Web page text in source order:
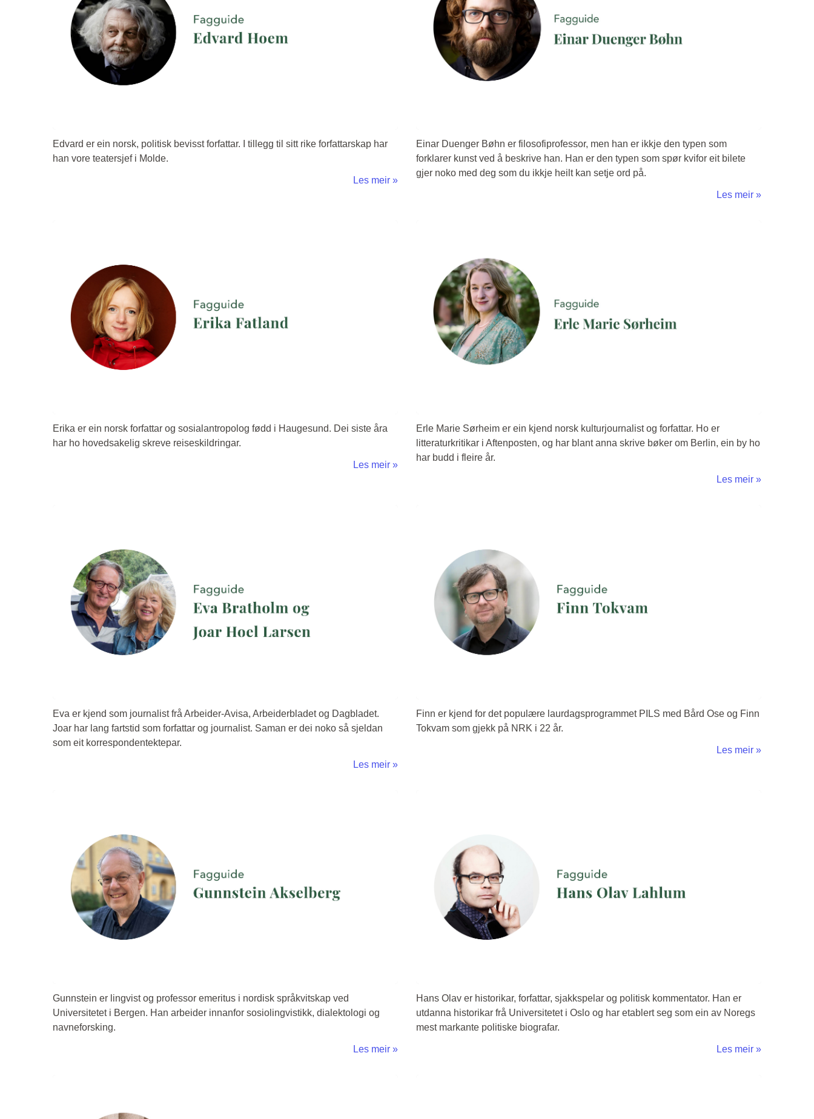
Edvard er ein norsk, politisk bevisst forfattar. I tillegg til sitt rike forfattarskap har
han vore teatersjef i Molde.
Les meir
Einar Duenger Bøhn er filosofiprofessor, men han er ikkje den typen som
forklarer kunst ved å beskrive han. Han er den typen som spør kvifor eit bilete
gjer noko med deg som du ikkje heilt kan setje ord på.
Les meir
Erika er ein norsk forfattar og sosialantropolog fødd i Haugesund. Dei siste åra
har ho hovedsakelig skreve reiseskildringar.
Les meir
Erle Marie Sørheim er ein kjend norsk kulturjournalist og forfattar. Ho er
litteraturkritikar i Aftenposten, og har blant anna skrive bøker om Berlin, ein by ho
har budd i fleire år.
Les meir
Eva er kjend som journalist frå Arbeider-Avisa, Arbeiderbladet og Dagbladet.
Joar har lang fartstid som forfattar og journalist. Saman er dei noko så sjeldan
som eit korrespondentektepar.
Les meir
Finn er kjend for det populære laurdagsprogrammet PILS med Bård Ose og Finn
Tokvam som gjekk på NRK i 22 år.
Les meir
Gunnstein er lingvist og professor emeritus i nordisk språkvitskap ved
Universitetet i Bergen. Han arbeider innanfor sosiolingvistikk, dialektologi og
navneforsking.
Les meir
Hans Olav er historikar, forfattar, sjakkspelar og politisk kommentator. Han er
utdanna historikar frå Universitetet i Oslo og har etablert seg som ein av Noregs
mest markante politiske biografar.
Les meir